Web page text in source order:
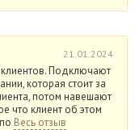
21.01.2024
Подключают
которая стоит за
потом навешают
что клиент об этом
Весь отзыв